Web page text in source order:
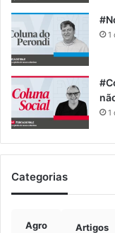
1
1
Categorias
Agro Artigos